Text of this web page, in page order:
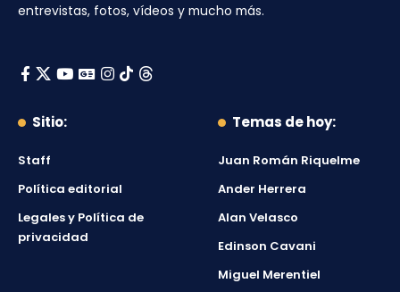
entrevistas, fotos, vídeos y mucho más.
Sitio:
Staff
Política editorial
Legales y Política de
privacidad
Temas de hoy:
Juan Román Riquelme
Ander Herrera
Alan Velasco
Edinson Cavani
Miguel Merentiel